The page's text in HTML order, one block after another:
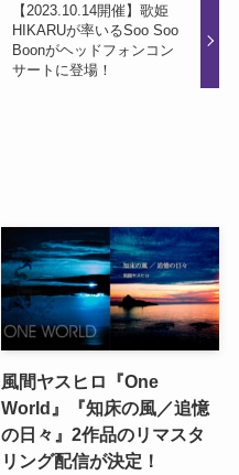
【2023.10.14開催】歌姫
HIKARUが率いるSoo Soo
Boonがヘッドフォンコン
サートに登場！
風間ヤスヒロ『One
World』『知床の風／追憶
の日々』2作品のリマスタ
リング配信が決定！